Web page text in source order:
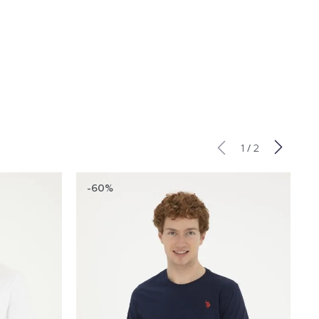
1 / 2
-60%